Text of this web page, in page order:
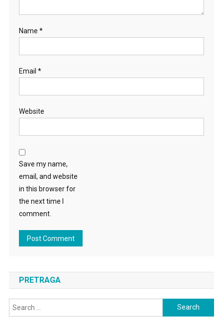
Name *
Email *
Website
Save my name,
email, and website
in this browser for
the next time I
comment.
PRETRAGA
Search
for: